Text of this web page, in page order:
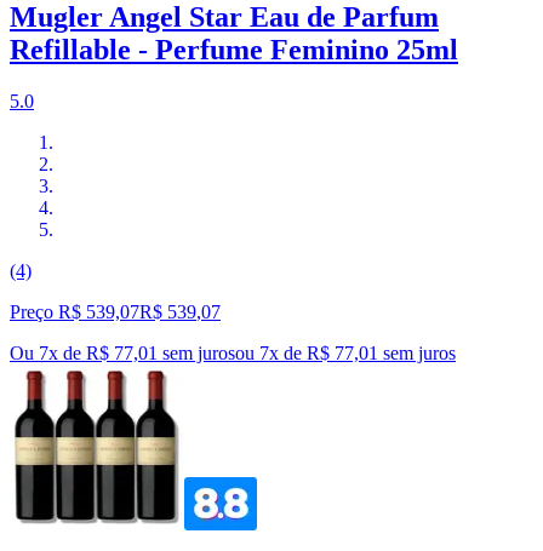
Mugler Angel Star Eau de Parfum
Refillable - Perfume Feminino 25ml
5.0
(4)
Preço R$ 539,07R$ 539,07
Ou 7x de R$ 77,01 sem jurosou 7x de R$ 77,01 sem juros